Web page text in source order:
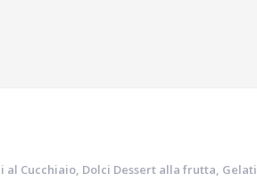
al Cucchiaio, Dolci Dessert alla frutta, Gelati